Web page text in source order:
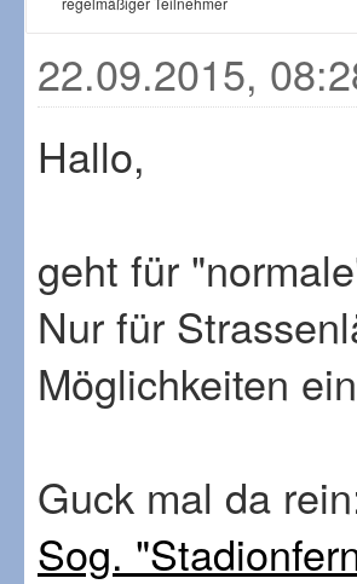
22.09.2015,
Hallo,
geht für
Nur für
Möglichkeiten
Guck mal da
Sog.